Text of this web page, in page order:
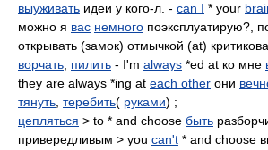
выуживать идеи у кого-л. - can I * your
можно я вас немного поэксплуатирую?,
открывать (замок) отмычкой (at)
ворчать пилить - I'm always *ed at ко мне
they are always *ing at each other они
тянуть теребить( руками) ;
цепляться > to * and choose быть
привередливым > you can't * and choose